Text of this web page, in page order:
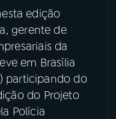
edição
gerente de
da
em Brasília
participando do
do Projeto
Polícia